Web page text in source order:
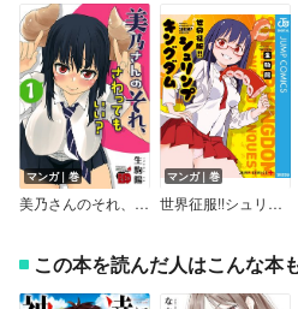
マンガ｜巻
美乃さんのそれ、さわってもいい？【電子特別版】
マンガ｜巻
世界征服!!シュリンプキングダム
この本を読んだ人はこんな本